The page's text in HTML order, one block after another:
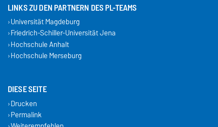
LINKS ZU DEN PARTNERN DES PL-TEAMS
Universität Magdeburg
Friedrich-Schiller-Universität Jena
Hochschule Anhalt
Hochschule Merseburg
DIESE SEITE
Drucken
Permalink